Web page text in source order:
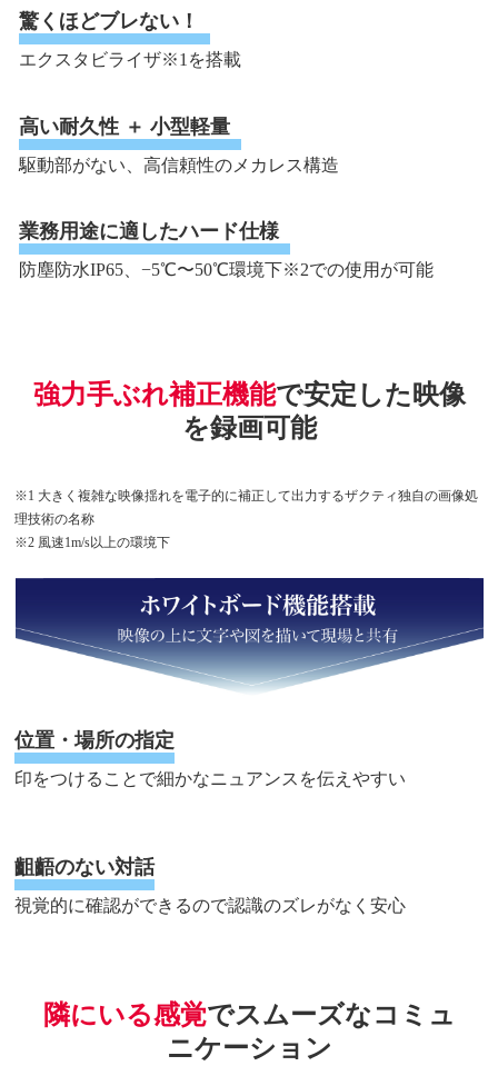
驚くほどブレない！
エクスタビライザ※1を搭載
高い耐久性 ＋ 小型軽量
駆動部がない、高信頼性のメカレス構造
業務用途に適したハード仕様
防塵防水IP65、−5℃〜50℃環境下※2での使用が可能
強力手ぶれ補正機能で安定した映像
を録画可能
※1 大きく複雑な映像揺れを電子的に補正して出力するザクティ独自の画像処
理技術の名称
※2 風速1m/s以上の環境下
位置・場所の指定
印をつけることで細かなニュアンスを伝えやすい
齟齬のない対話
視覚的に確認ができるので認識のズレがなく安心
隣にいる感覚でスムーズなコミュ
ニケーション